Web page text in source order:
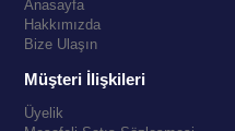
Anasayfa
Hakkımızda
Bize Ulaşın
Müşteri İlişkileri
Üyelik